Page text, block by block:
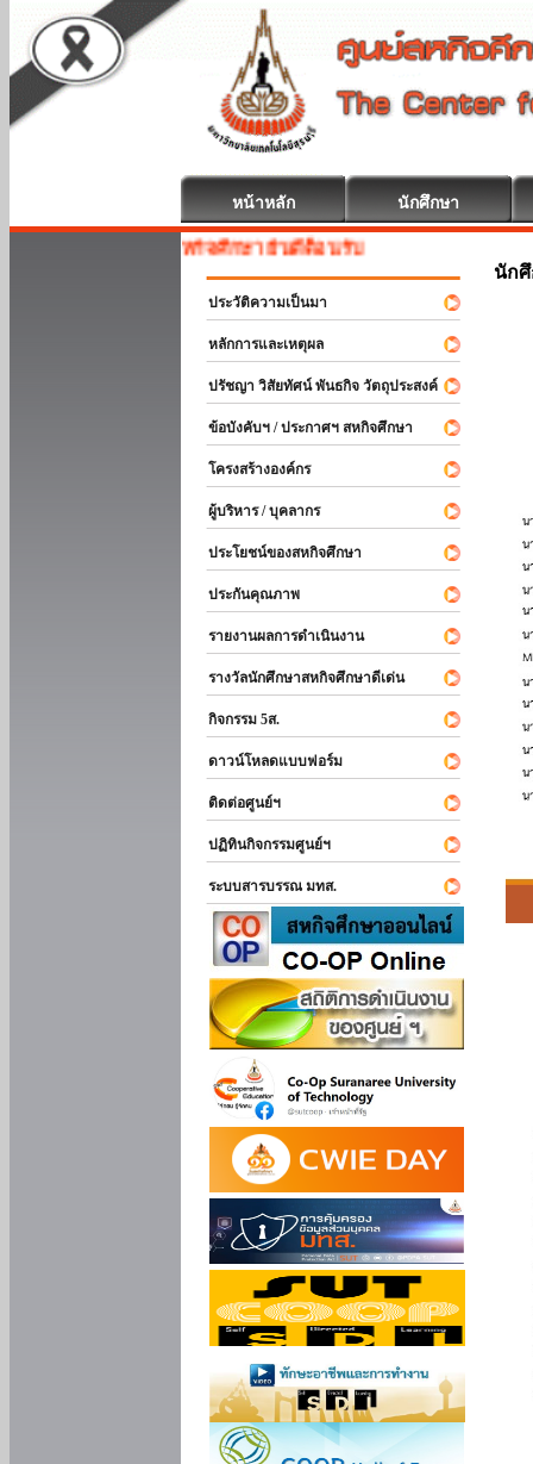
หน้าหลัก นักศึกษา
สหกิจศึกษา ยินดีต้อนรับ
ประวัติความเป็นมา
หลักการและเหตุผล
ปรัชญา วิสัยทัศน์ พันธกิจ วัตถุประสงค์
ข้อบังคับฯ / ประกาศฯ สหกิจศึกษา
โครงสร้างองค์กร
ผู้บริหาร / บุคลากร
ประโยชน์ของสหกิจศึกษา
ประกันคุณภาพ
รายงานผลการดำเนินงาน
รางวัลนักศึกษาสหกิจศึกษาดีเด่น
กิจกรรม 5ส.
ดาวน์โหลดแบบฟอร์ม
ติดต่อศูนย์ฯ
ปฏิทินกิจกรรมศูนย์ฯ
ระบบสารบรรณ มทส.
นัก